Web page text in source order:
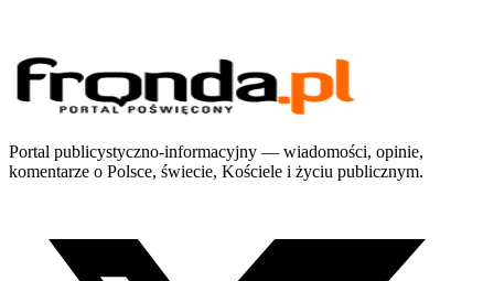
Portal publicystyczno-informacyjny — wiadomości, opinie,
komentarze o Polsce, świecie, Kościele i życiu publicznym.